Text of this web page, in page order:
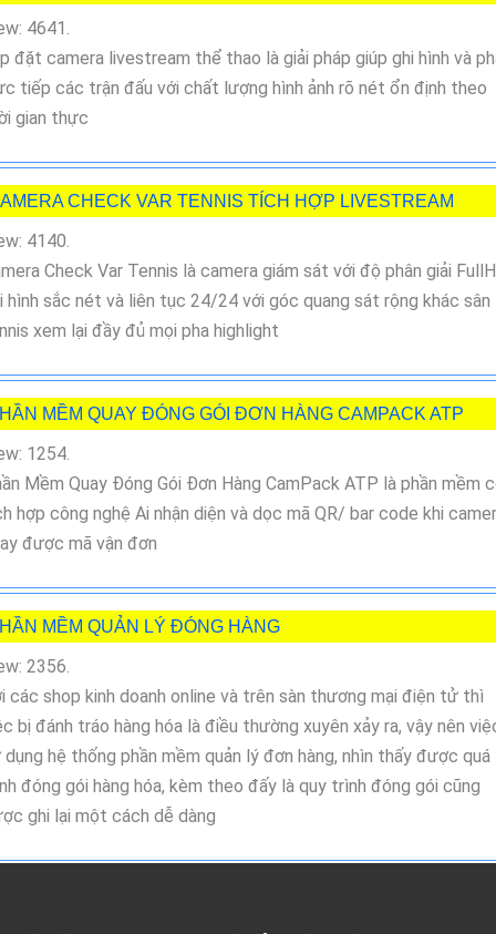
4641.
đặt camera livestream thể thao là giải pháp giúp ghi hình và
tiếp các trận đấu với chất lượng hình ảnh rõ nét ổn định theo
gian thực
CHECK VAR TENNIS TÍCH HỢP LIVESTREAM
4140.
Check Var Tennis là camera giám sát với độ phân giải
hình sắc nét và liên tục 24/24 với góc quang sát rộng khác sân
xem lại đầy đủ mọi pha highlight
MỀM QUAY ĐÓNG GÓI ĐƠN HÀNG CAMPACK ATP
1254.
Mềm Quay Đóng Gói Đơn Hàng CamPack ATP là phần mềm
hợp công nghệ Ai nhận diện và dọc mã QR/ bar code khi
được mã vận đơn
MỀM QUẢN LÝ ĐÓNG HÀNG
2356.
các shop kinh doanh online và trên sàn thương mại điện tử thì
bị đánh tráo hàng hóa là điều thường xuyên xảy ra, vậy nên
dụng hệ thống phần mềm quản lý đơn hàng, nhìn thấy được quá
đóng gói hàng hóa, kèm theo đấy là quy trình đóng gói cũng
ghi lại một cách dễ dàng